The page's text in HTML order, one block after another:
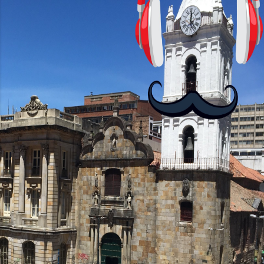
fluida. Procesador y Rendimiento
Equipados con el chipset MediaTek
Helio G85, el Moto G24 ofrece 4GB de
RAM, mientras que el Moto G24 Power
brinda opciones de 4GB o 6GB de RAM,
mejorando su capacidad...